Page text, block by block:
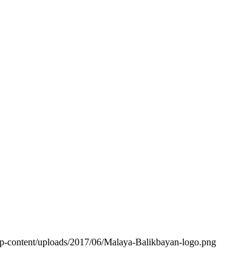
content/uploads/2017/06/Malaya-Balikbayan-logo.png